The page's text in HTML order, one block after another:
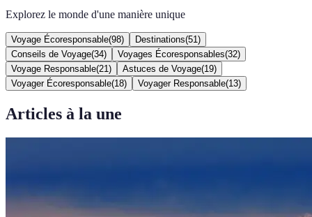
Explorez le monde d'une manière unique
Voyage Écoresponsable(98) Destinations(51 )
Conseils de Voyage(34) Voyages Écoresponsables(32)
Voyage Responsable(21 ) Astuces de Voyage(19)
Voyager Écoresponsable(18) Voyager Responsable(13)
Articles à la une